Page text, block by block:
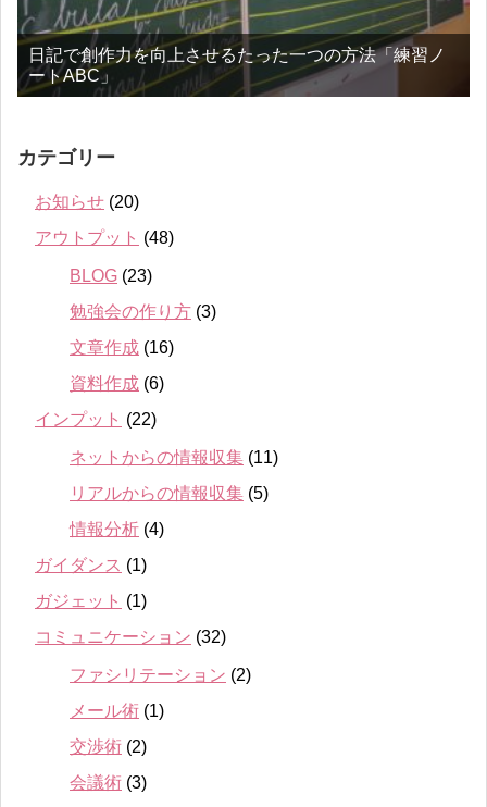
日記で創作力を向上させるたった一つの方法「練習ノ
ートABC」
カテゴリー
お知らせ (20)
アウトプット (48)
BLOG (23)
勉強会の作り方 (3)
文章作成 (16)
資料作成 (6)
インプット (22)
ネットからの情報収集 (11)
リアルからの情報収集 (5)
情報分析 (4)
ガイダンス (1)
ガジェット (1)
コミュニケーション (32)
ファシリテーション (2)
メール術 (1)
交渉術 (2)
会議術 (3)